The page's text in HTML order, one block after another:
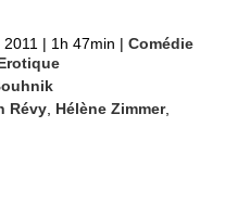
| 1h 47min | Comédie
Révy Hélène Zimmer,